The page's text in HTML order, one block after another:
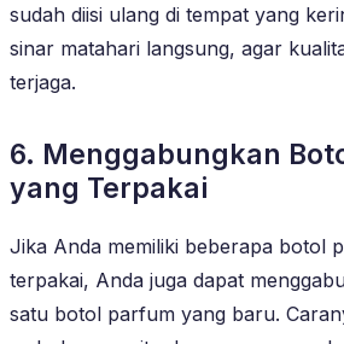
sudah diisi ulang di tempat yang
sinar matahari langsung, agar
terjaga.
6. Menggabungkan
yang Terpakai
Jika Anda memiliki beberapa botol
terpakai, Anda juga dapat
satu botol parfum yang baru.